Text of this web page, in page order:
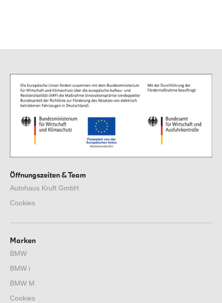
Öffnungszeiten & Team
Autohaus Kruft GmbH
Cookies
Marken
BMW
BMW i
BMW M
Cookies